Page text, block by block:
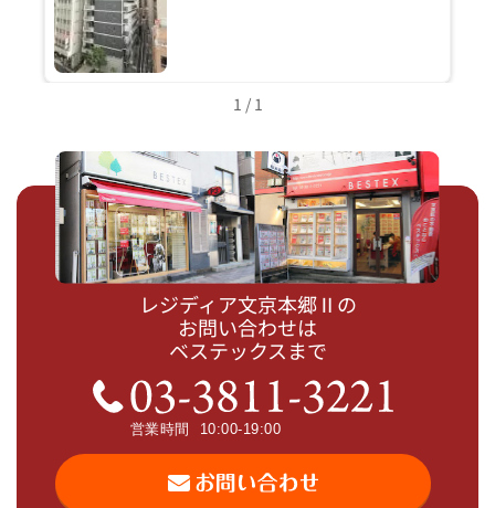
1 / 1
レジディア文京本郷Ⅱの
お問い合わせは
ベステックスまで